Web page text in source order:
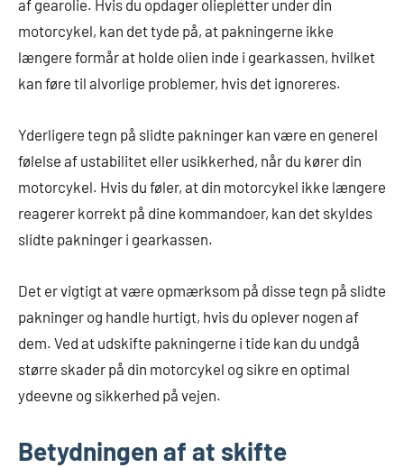
af gearolie. Hvis du opdager oliepletter under din
motorcykel, kan det tyde på, at pakningerne ikke
længere formår at holde olien inde i gearkassen, hvilket
kan føre til alvorlige problemer, hvis det ignoreres.
Yderligere tegn på slidte pakninger kan være en generel
følelse af ustabilitet eller usikkerhed, når du kører din
motorcykel. Hvis du føler, at din motorcykel ikke længere
reagerer korrekt på dine kommandoer, kan det skyldes
slidte pakninger i gearkassen.
Det er vigtigt at være opmærksom på disse tegn på slidte
pakninger og handle hurtigt, hvis du oplever nogen af
dem. Ved at udskifte pakningerne i tide kan du undgå
større skader på din motorcykel og sikre en optimal
ydeevne og sikkerhed på vejen.
Betydningen af at skifte